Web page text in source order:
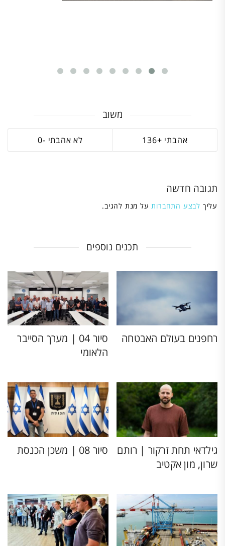
משוב
136
0
תגובה חדשה
עליך לבצע התחברותעל מנת להגיב.
תכנים נוספים
רחפנים בעולם האבטחה
סיור 04 | מערך הסייבר
הלאומי
גילדאי תחת זרקור | רותם
שרון, מון אקטיב
סיור 08 | משכן הכנסת